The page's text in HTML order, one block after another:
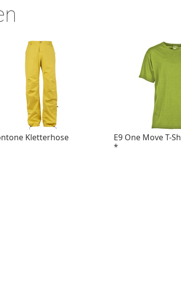
Kletterhose
E9 One Move T-
*